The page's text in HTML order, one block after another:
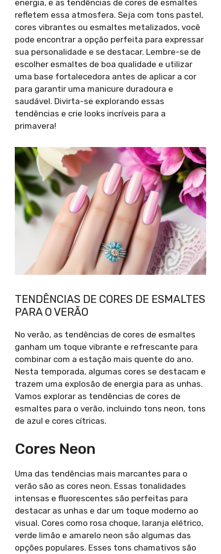
energia, e as tendências de cores de esmaltes
refletem essa atmosfera. Seja com tons pastel,
cores vibrantes ou esmaltes metalizados, você
pode encontrar a opção perfeita para expressar
sua personalidade e se destacar. Lembre-se de
escolher esmaltes de boa qualidade e utilizar
uma base fortalecedora antes de aplicar a cor
para garantir uma manicure duradoura e
saudável. Divirta-se explorando essas
tendências e crie looks incríveis para a
primavera!
TENDÊNCIAS DE CORES DE ESMALTES
PARA O VERÃO
No verão, as tendências de cores de esmaltes
ganham um toque vibrante e refrescante para
combinar com a estação mais quente do ano.
Nesta temporada, algumas cores se destacam e
trazem uma explosão de energia para as unhas.
Vamos explorar as tendências de cores de
esmaltes para o verão, incluindo tons neon, tons
de azul e cores cítricas.
Cores Neon
Uma das tendências mais marcantes para o
verão são as cores neon. Essas tonalidades
intensas e fluorescentes são perfeitas para
destacar as unhas e dar um toque moderno ao
visual. Cores como rosa choque, laranja elétrico,
verde limão e amarelo neon são algumas das
opções populares. Esses tons chamativos são